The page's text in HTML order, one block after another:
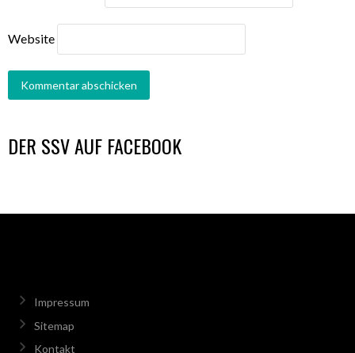
Website
DER SSV AUF FACEBOOK
Impressum
Sitemap
Kontakt